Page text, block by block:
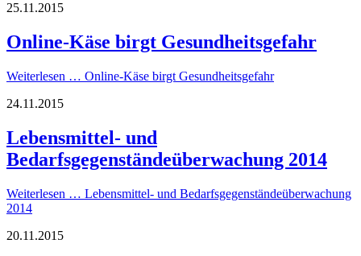
25.11.2015
Online-Käse birgt Gesundheitsgefahr
Weiterlesen … Online-Käse birgt Gesundheitsgefahr
24.11.2015
Lebensmittel- und
Bedarfsgegenständeüberwachung 2014
Weiterlesen … Lebensmittel- und Bedarfsgegenständeüberwachung
2014
20.11.2015